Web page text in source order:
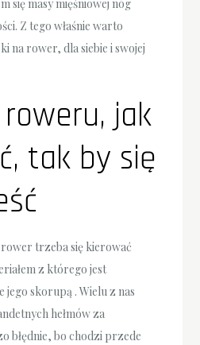
się masy mięśniowej nóg
Z tego właśnie warto
na rower, dla siebie i swojej
jak
tak by się
trzeba się kierować
z którego jest
skorupą . Wielu z nas
hełmów za
błędnie, bo chodzi przede